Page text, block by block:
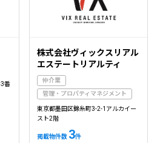
番
株式会社ヴィックスリアル
エステートリアルティ
仲介業
管理・プロパティマネジメント
東京都墨田区錦糸町3-2-1アルカイー
スト2階
掲載物件数 3件